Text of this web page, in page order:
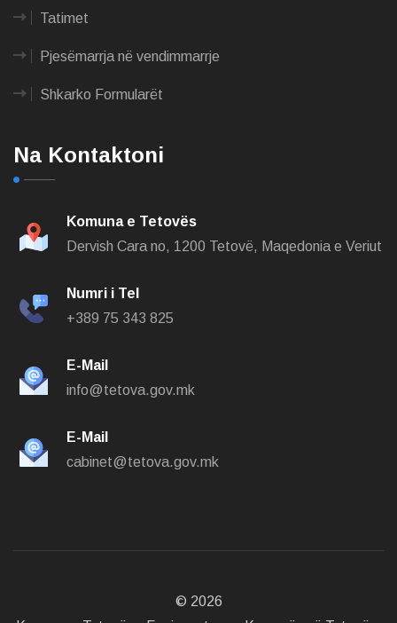
Tatimet
Pjesëmarrja në vendimmarrje
Shkarko Formularët
Na Kontaktoni
Komuna e Tetovës
Dervish Cara no, 1200 Tetovë, Maqedonia e Veriut
Numri i Tel
+389 75 343 825
E-Mail
info@tetova.gov.mk
E-Mail
cabinet@tetova.gov.mk
© 2026